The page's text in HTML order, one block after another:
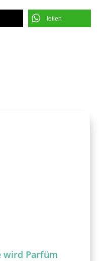
teilen
wird Parfüm